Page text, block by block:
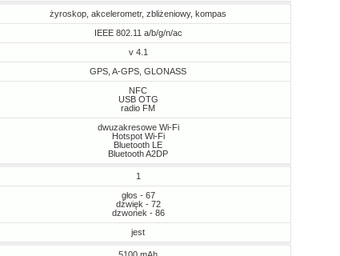
żyroskop, akcelerometr, zbliżeniowy, kompas
IEEE 802.11 a/b/g/n/ac
v 4.1
GPS, A-GPS, GLONASS
NFC
USB OTG
radio FM
dwuzakresowe Wi-Fi
Hotspot Wi-Fi
Bluetooth LE
Bluetooth A2DP
1
głos - 67
dźwięk - 72
dzwonek - 86
jest